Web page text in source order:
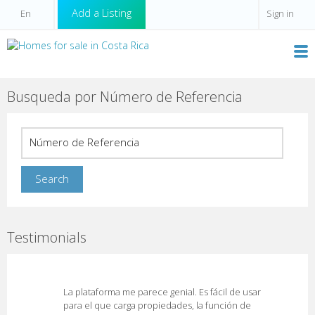
Add a Listing Sign in
Busqueda por Número de Referencia
Testimonials
La plataforma me parece genial. Es fácil de usar
para el que carga propiedades, la función de